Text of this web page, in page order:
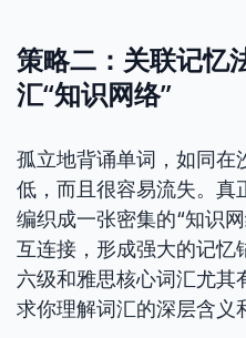
策略二：关联记
汇“知识网络”
孤立地背诵单词，如同在
低，而且很容易流失。真
编织成一张密集的“知识
互连接，形成强大的记忆
六级和雅思核心词汇尤其
求你理解词汇的深层含义